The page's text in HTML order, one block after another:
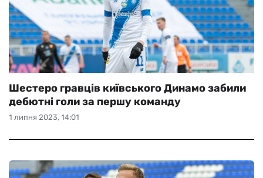
1 липня 2023, 14:01
Шестеро гравців київського Динамо забили
дебютні голи за першу команду